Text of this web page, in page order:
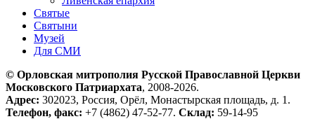
Святые
Святыни
Музей
Для СМИ
© Орловская митрополия Русской Православной Церкви
Московского Патриархата, 2008-2026.
Адрес: 302023, Россия, Орёл, Монастырская площадь, д. 1.
Телефон, факс: +7 (4862) 47-52-77. Склад: 59-14-95